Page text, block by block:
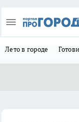
Лето в городе